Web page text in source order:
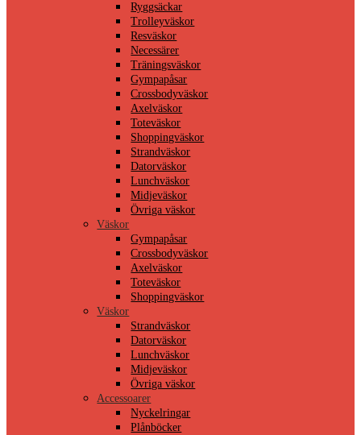
Ryggsäckar
Trolleyväskor
Resväskor
Necessärer
Träningsväskor
Gympapåsar
Crossbodyväskor
Axelväskor
Toteväskor
Shoppingväskor
Strandväskor
Datorväskor
Lunchväskor
Midjeväskor
Övriga väskor
Väskor
Gympapåsar
Crossbodyväskor
Axelväskor
Toteväskor
Shoppingväskor
Väskor
Strandväskor
Datorväskor
Lunchväskor
Midjeväskor
Övriga väskor
Accessoarer
Nyckelringar
Plånböcker